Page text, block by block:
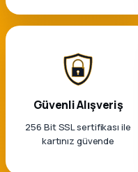
Güvenli Alışveriş
256 Bit SSL sertifikası ile
kartınız güvende